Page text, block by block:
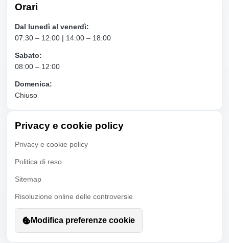
Orari
Dal lunedì al venerdì:
07:30 – 12:00 | 14:00 – 18:00
Sabato:
08:00 – 12:00
Domenica:
Chiuso
Privacy e cookie policy
Privacy e cookie policy
Politica di reso
Sitemap
Risoluzione online delle controversie
Modifica preferenze cookie